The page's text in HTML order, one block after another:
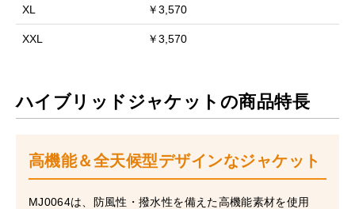
XL ￥3,570
XXL ￥3,570
ハイブリッドジャケットの商品特長
高機能＆全天候型デザインなジャケット
MJ0064は、防風性・撥水性を備えた高機能素材を使用